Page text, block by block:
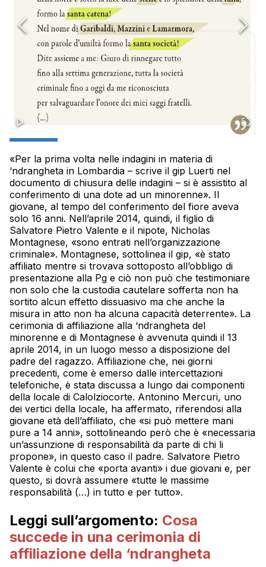
«Per la prima volta nelle indagini in materia di
‘ndrangheta in Lombardia – scrive il gip Luerti nel
documento di chiusura delle indagini – si è assistito al
conferimento di una dote ad un minorenne». Il
giovane, al tempo del conferimento del fiore aveva
solo 16 anni. Nell’aprile 2014, quindi, il figlio di
Salvatore Pietro Valente e il nipote, Nicholas
Montagnese, «sono entrati nell’organizzazione
criminale». Montagnese, sottolinea il gip, «è stato
affiliato mentre si trovava sottoposto all’obbligo di
presentazione alla Pg e ciò non può che testimoniare
non solo che la custodia cautelare sofferta non ha
sortito alcun effetto dissuasivo ma che anche la
misura in atto non ha alcuna capacità deterrente». La
cerimonia di affiliazione alla ‘ndrangheta del
minorenne e di Montagnese è avvenuta quindi il 13
aprile 2014, in un luogo messo a disposizione del
padre del ragazzo. Affiliazione che, nei giorni
precedenti, come è emerso dalle intercettazioni
telefoniche, è stata discussa a lungo dai componenti
della locale di Calolziocorte. Antonino Mercuri, uno
dei vertici della locale, ha affermato, riferendosi alla
giovane età dell’affiliato, che «si può mettere mani
pure a 14 anni», sottolineando però che è «necessaria
un’assunzione di responsabilità da parte di chi li
propone», in questo caso il padre. Salvatore Pietro
Valente è colui che «porta avanti» i due giovani e, per
questo, si dovrà assumere «tutte le massime
responsabilità (…) in tutto e per tutto».
Leggi sull’argomento: Cosa
succede in una cerimonia di
affiliazione della ‘ndrangheta